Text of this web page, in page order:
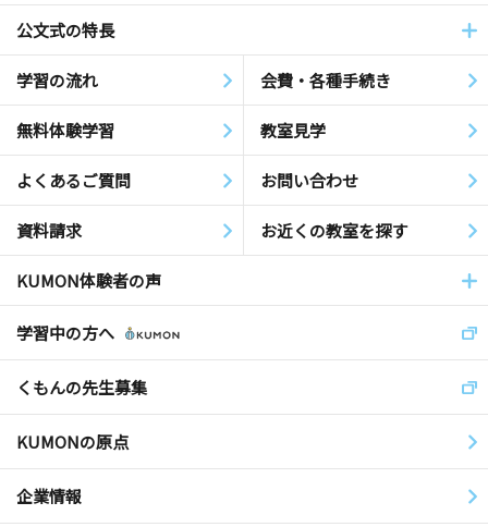
公文式の特長
学習の流れ 会費・各種手続き
無料体験学習 教室見学
よくあるご質問 お問い合わせ
資料請求 お近くの教室を探す
KUMON体験者の声
学習中の方へ
くもんの先生募集
KUMONの原点
企業情報